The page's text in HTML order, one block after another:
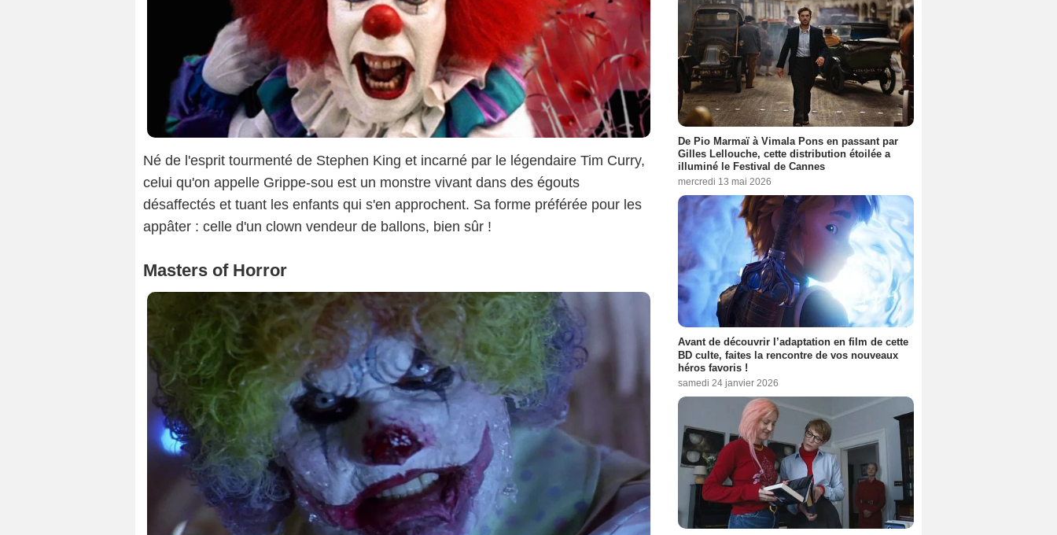
Né de l'esprit tourmenté de Stephen King et incarné par le légendaire Tim Curry,
celui qu'on appelle Grippe-sou est un monstre vivant dans des égouts
désaffectés et tuant les enfants qui s'en approchent. Sa forme préférée pour les
appâter : celle d'un clown vendeur de ballons, bien sûr !
Masters of Horror
De Pio Marmaï à Vimala Pons en passant par
Gilles Lellouche, cette distribution étoilée a
illuminé le Festival de Cannes
mercredi 13 mai 2026
Avant de découvrir l’adaptation en film de cette
BD culte, faites la rencontre de vos nouveaux
héros favoris !
samedi 24 janvier 2026